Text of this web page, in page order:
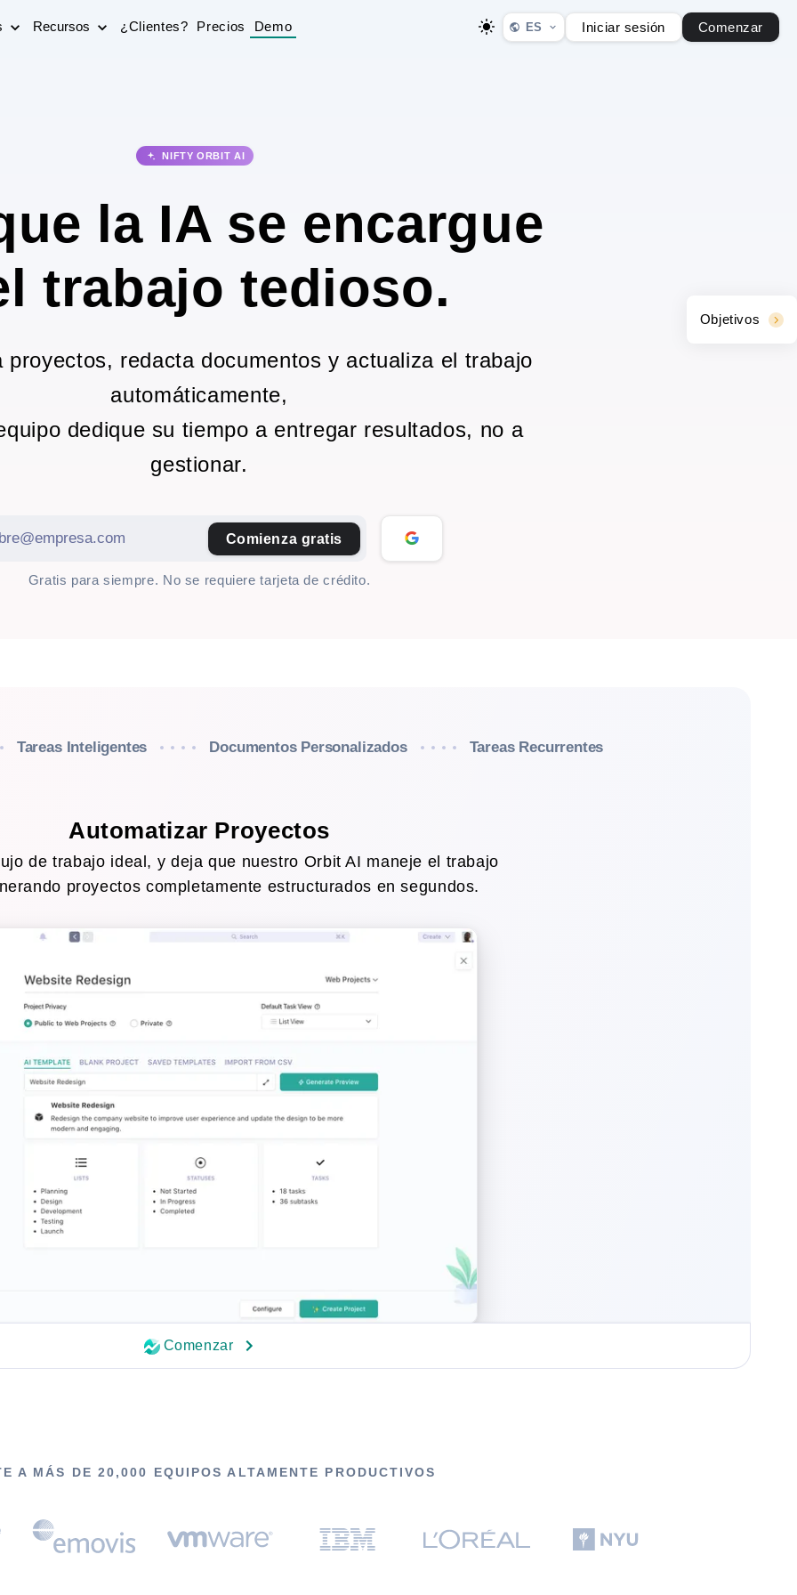
Recursos ¿Clientes? Precios Demo ES Iniciar sesión Comenzar
NIFTY ORBIT AI
la IA se encargue
trabajo tedioso.
proyectos, redacta documentos y actualiza el trabajo
automáticamente,
dedique su tiempo a entregar resultados, no a
gestionar.
Comienza gratis
Gratis para siempre. No se requiere tarjeta de crédito.
Objetivos
Tareas Inteligentes Documentos Personalizados Tareas Recurrentes
Automatizar Proyectos
de trabajo ideal, y deja que nuestro Orbit AI maneje el trabajo
proyectos completamente estructurados en segundos.
Comenzar
A MÁS DE 20,000 EQUIPOS ALTAMENTE PRODUCTIVOS